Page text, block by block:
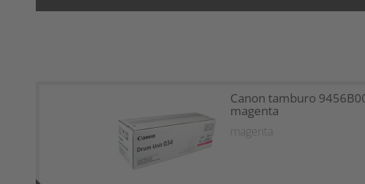
Canon tamburo
magenta
magenta